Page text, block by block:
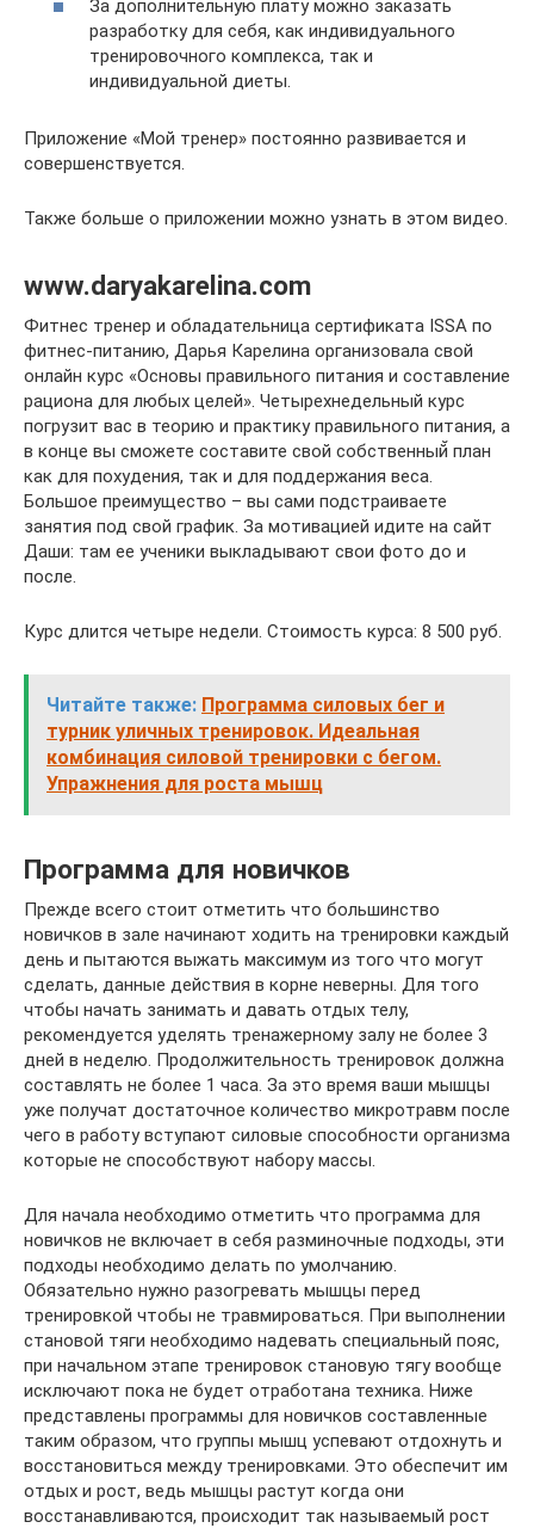
За дополнительную плату можно заказать
разработку для себя, как индивидуального
тренировочного комплекса, так и
индивидуальной диеты.
Приложение «Мой тренер» постоянно развивается и
совершенствуется.
Также больше о приложении можно узнать в этом видео.
www.daryakarelina.com
Фитнес тренер и обладательница сертификата ISSA по
фитнес-питанию, Дарья Карелина организовала свой
онлайн курс «Основы правильного питания и составление
рациона для любых целей». Четырехнедельный курс
погрузит вас в теорию и практику правильного питания, а
в конце вы сможете составите свой собственный̆ план
как для похудения, так и для поддержания веса.
Большое преимущество – вы сами подстраиваете
занятия под свой график. За мотивацией идите на сайт
Даши: там ее ученики выкладывают свои фото до и
после.
Курс длится четыре недели. Стоимость курса: 8 500 руб.
Читайте также: Программа силовых бег и
турник уличных тренировок. Идеальная
комбинация силовой тренировки с бегом.
Упражнения для роста мышц
Программа для новичков
Прежде всего стоит отметить что большинство
новичков в зале начинают ходить на тренировки каждый
день и пытаются выжать максимум из того что могут
сделать, данные действия в корне неверны. Для того
чтобы начать занимать и давать отдых телу,
рекомендуется уделять тренажерному залу не более 3
дней в неделю. Продолжительность тренировок должна
составлять не более 1 часа. За это время ваши мышцы
уже получат достаточное количество микротравм после
чего в работу вступают силовые способности организма
которые не способствуют набору массы.
Для начала необходимо отметить что программа для
новичков не включает в себя разминочные подходы, эти
подходы необходимо делать по умолчанию.
Обязательно нужно разогревать мышцы перед
тренировкой чтобы не травмироваться. При выполнении
становой тяги необходимо надевать специальный пояс,
при начальном этапе тренировок становую тягу вообще
исключают пока не будет отработана техника. Ниже
представлены программы для новичков составленные
таким образом, что группы мышц успевают отдохнуть и
восстановиться между тренировками. Это обеспечит им
отдых и рост, ведь мышцы растут когда они
восстанавливаются, происходит так называемый рост